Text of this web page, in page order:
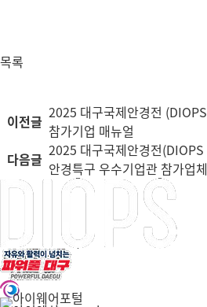
목록
이전글 2025 대구국제안경전
참가기업 매뉴얼
다음글 2025 대구국제안경전
안경특구 우수기업관 참가업